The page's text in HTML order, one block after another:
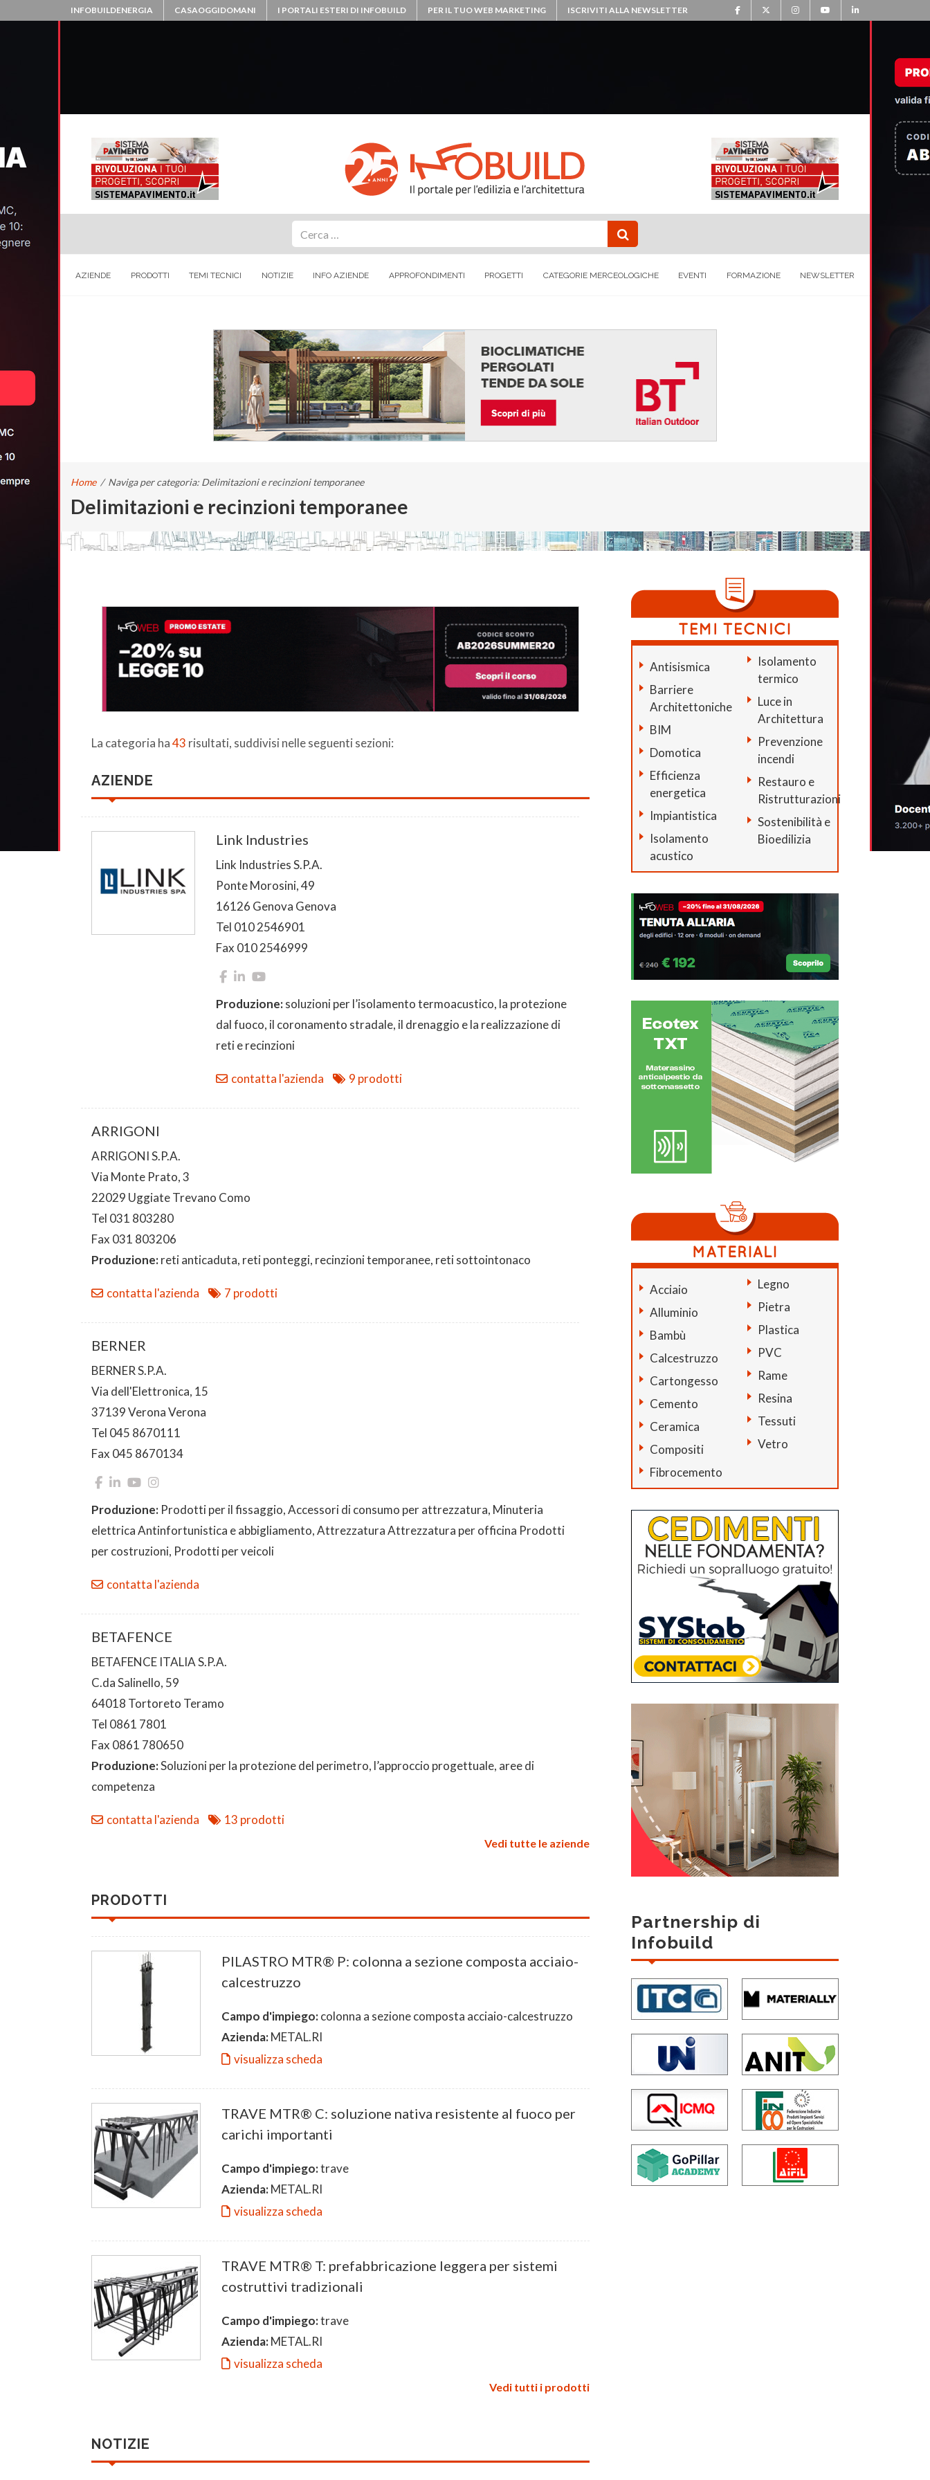
INFOBUILDENERGIA CASAOGGIDOMANI I PORTALI ESTERI DI INFOBUILD PER IL TUO WEB MARKETING ISCRIVITI ALLA NEWSLETTER
AZIENDE PRODOTTI TEMI TECNICI NOTIZIE INFO AZIENDE APPROFONDIMENTI PROGETTI CATEGORIE MERCEOLOGICHE EVENTI FORMAZIONE NEWSLETTER
Home / Naviga per categoria: Delimitazioni e recinzioni temporanee
Delimitazioni e recinzioni temporanee
La categoria ha43 risultati, suddivisi nelle seguenti sezioni:
AZIENDE
Link Industries
Link Industries S.P.A.
Ponte Morosini, 49
16126 Genova Genova
Tel 010 2546901
Fax 010 2546999
Produzione:soluzioni per l’isolamento termoacustico, la protezione
dal fuoco, il coronamento stradale, il drenaggio e la realizzazione di
reti e recinzioni
contatta l'azienda 9 prodotti
ARRIGONI
ARRIGONI S.P.A.
Via Monte Prato, 3
22029 Uggiate Trevano Como
Tel 031 803280
Fax 031 803206
Produzione:reti anticaduta, reti ponteggi, recinzioni temporanee, reti sottointonaco
contatta l'azienda 7 prodotti
BERNER
BERNER S.P.A.
Via dell'Elettronica, 15
37139 Verona Verona
Tel 045 8670111
Fax 045 8670134
Produzione: Prodotti per il fissaggio, Accessori di consumo per attrezzatura, Minuteria
elettrica Antinfortunistica e abbigliamento, Attrezzatura Attrezzatura per officina Prodotti
per costruzioni, Prodotti per veicoli
contatta l'azienda
BETAFENCE
BETAFENCE ITALIA S.P.A.
C.da Salinello, 59
64018 Tortoreto Teramo
Tel 0861 7801
Fax 0861 780650
Produzione:Soluzioni per la protezione del perimetro, l’approccio progettuale, aree di
competenza
contatta l'azienda 13 prodotti
Vedi tutte le aziende
PRODOTTI
PILASTRO MTR® P: colonna a sezione composta acciaio-
calcestruzzo
Campo d'impiego:colonna a sezione composta acciaio-calcestruzzo
Azienda:METAL.RI
visualizza scheda
TRAVE MTR® C: soluzione nativa resistente al fuoco per
carichi importanti
Campo d'impiego:trave
Azienda:METAL.RI
visualizza scheda
TRAVE MTR® T: prefabbricazione leggera per sistemi
costruttivi tradizionali
Campo d'impiego:trave
Azienda:METAL.RI
visualizza scheda
Vedi tutti i prodotti
NOTIZIE
Antisismica
Barriere
Architettoniche
BIM
Domotica
Efficienza
energetica
Impiantistica
Isolamento
acustico
Isolamento
termico
Luce in
Architettura
Prevenzione
incendi
Restauro e
Ristrutturazioni
Sostenibilità e
Bioedilizia
Acciaio
Alluminio
Bambù
Calcestruzzo
Cartongesso
Cemento
Ceramica
Compositi
Fibrocemento
Legno
Pietra
Plastica
PVC
Rame
Resina
Tessuti
Vetro
Partnership di
Infobuild